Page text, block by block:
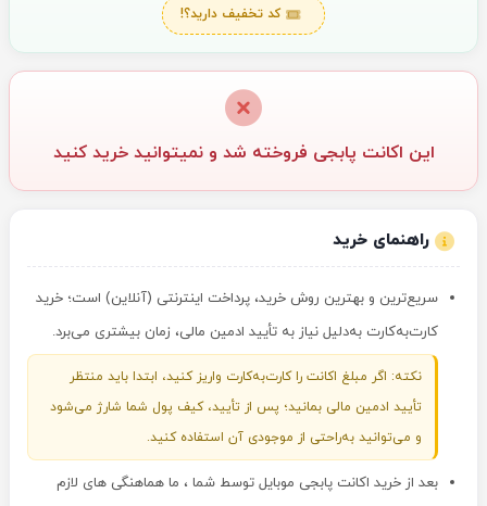
کد تخفیف دارید؟!
این اکانت پابجی فروخته شد و نمیتوانید خرید کنید
راهنمای خرید
سریع‌ترین و بهترین روش خرید، پرداخت اینترنتی (آنلاین) است؛ خرید
کارت‌به‌کارت به‌دلیل نیاز به تأیید ادمین مالی، زمان بیشتری می‌برد.
نکته: اگر مبلغ اکانت را کارت‌به‌کارت واریز کنید، ابتدا باید منتظر
تأیید ادمین مالی بمانید؛ پس از تأیید، کیف پول شما شارژ می‌شود
و می‌توانید به‌راحتی از موجودی آن استفاده کنید.
بعد از خرید اکانت پابجی موبایل توسط شما ، ما هماهنگی های لازم